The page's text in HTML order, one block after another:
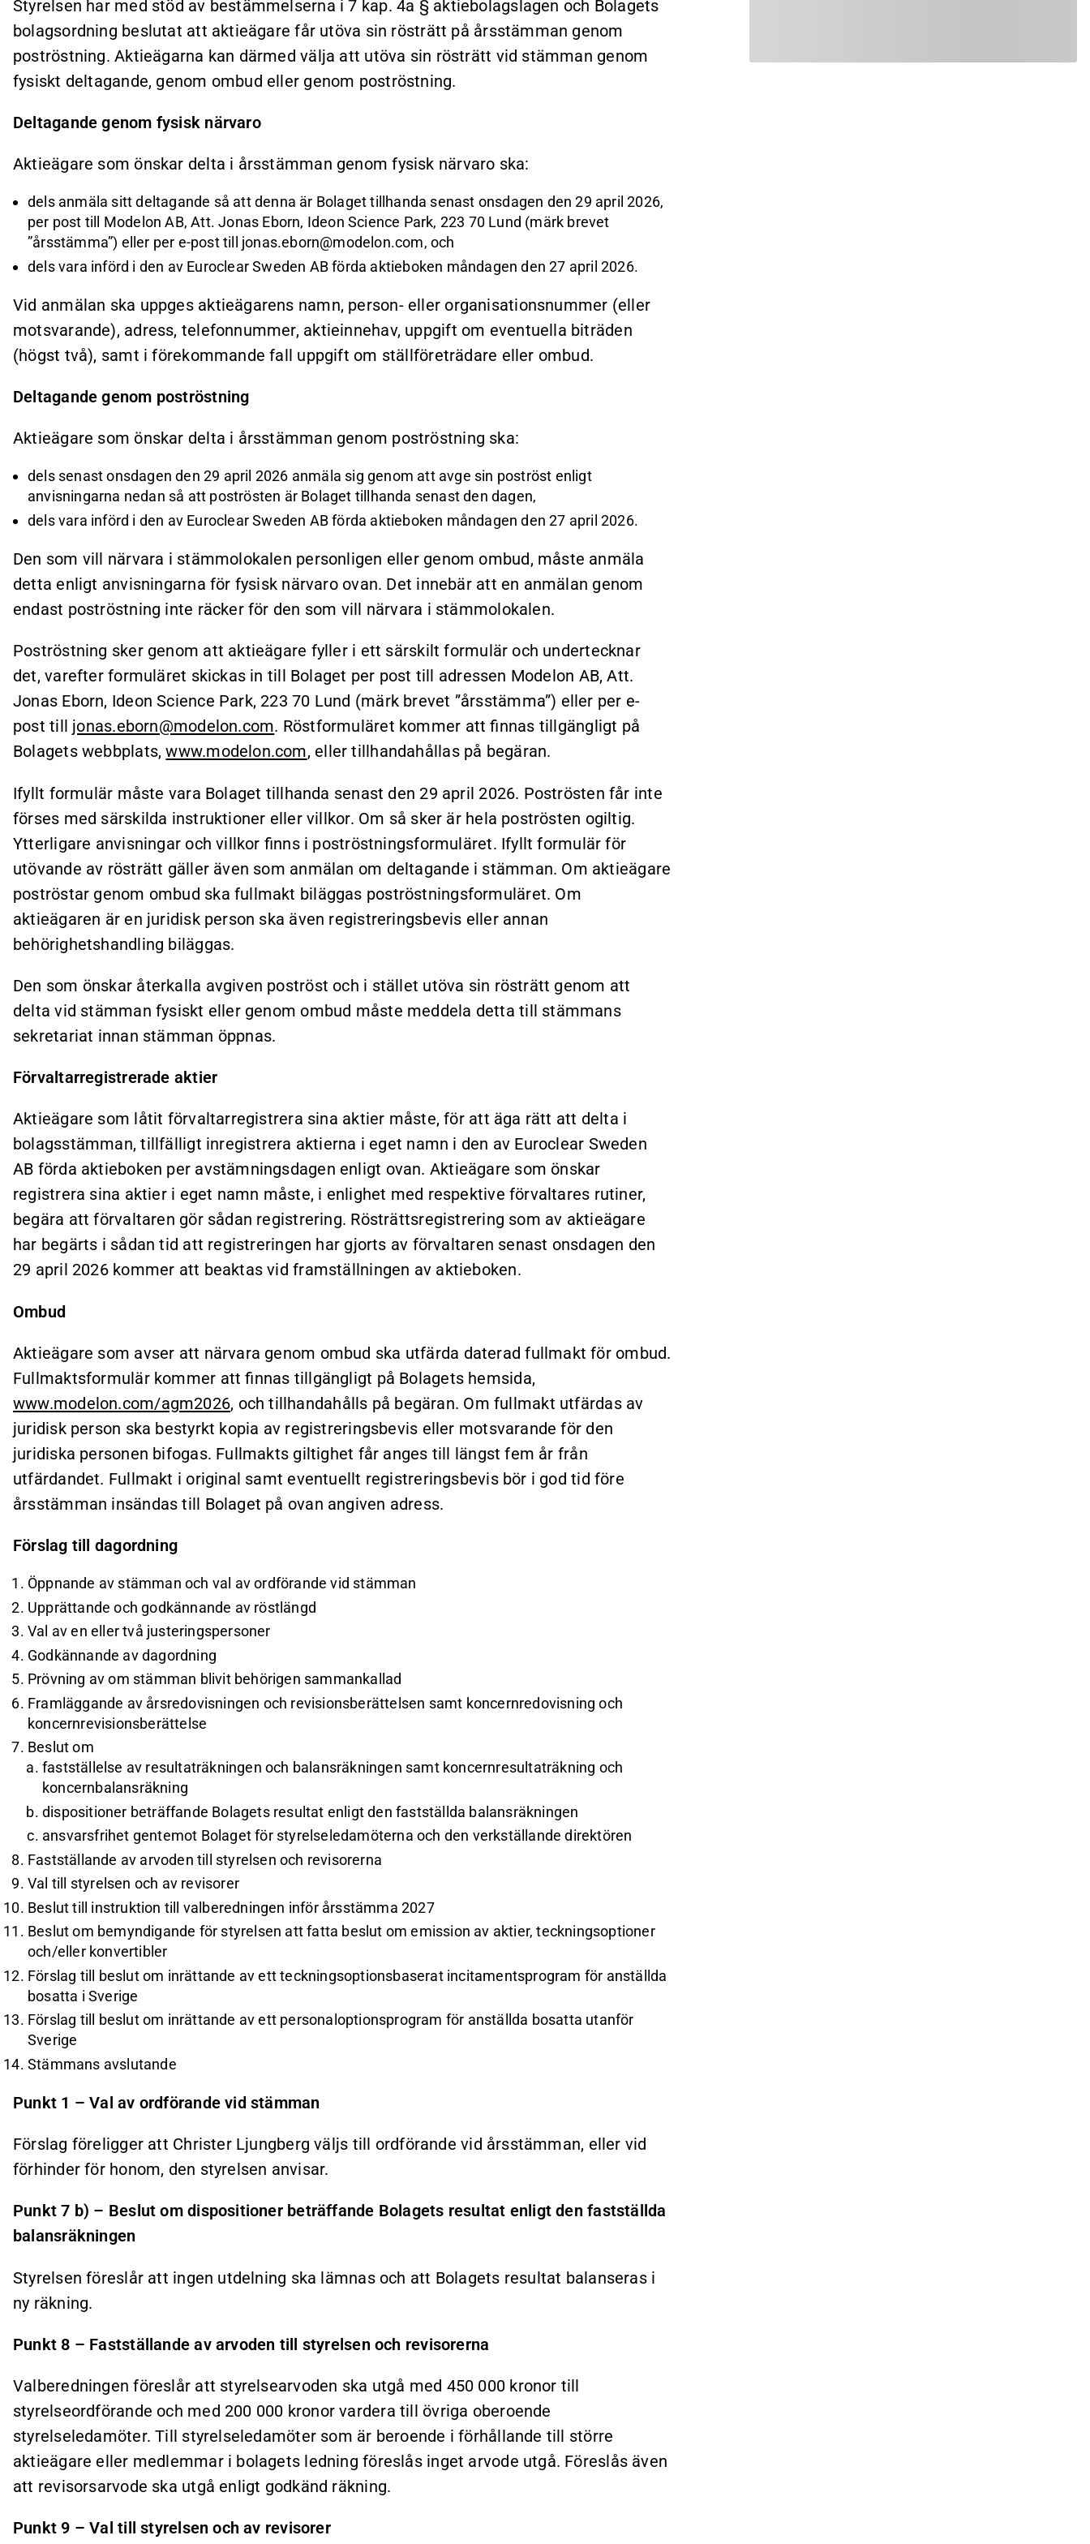
Styrelsen har med stöd av bestämmelserna i 7 kap. 4a § aktiebolagslagen och Bolagets
bolagsordning beslutat att aktieägare får utöva sin rösträtt på årsstämman genom
poströstning. Aktieägarna kan därmed välja att utöva sin rösträtt vid stämman genom
fysiskt deltagande, genom ombud eller genom poströstning.
Deltagande genom fysisk närvaro
Aktieägare som önskar delta i årsstämman genom fysisk närvaro ska:
dels anmäla sitt deltagande så att denna är Bolaget tillhanda senast onsdagen den 29 april 2026,
per post till Modelon AB, Att. Jonas Eborn, Ideon Science Park, 223 70 Lund (märk brevet
”årsstämma”) eller per e-post till jonas.eborn@modelon.com, och
dels vara införd i den av Euroclear Sweden AB förda aktieboken måndagen den 27 april 2026.
Vid anmälan ska uppges aktieägarens namn, person- eller organisationsnummer (eller
motsvarande), adress, telefonnummer, aktieinnehav, uppgift om eventuella biträden
(högst två), samt i förekommande fall uppgift om ställföreträdare eller ombud.
Deltagande genom poströstning
Aktieägare som önskar delta i årsstämman genom poströstning ska:
dels senast onsdagen den 29 april 2026 anmäla sig genom att avge sin poströst enligt
anvisningarna nedan så att poströsten är Bolaget tillhanda senast den dagen,
dels vara införd i den av Euroclear Sweden AB förda aktieboken måndagen den 27 april 2026.
Den som vill närvara i stämmolokalen personligen eller genom ombud, måste anmäla
detta enligt anvisningarna för fysisk närvaro ovan. Det innebär att en anmälan genom
endast poströstning inte räcker för den som vill närvara i stämmolokalen.
Poströstning sker genom att aktieägare fyller i ett särskilt formulär och undertecknar
det, varefter formuläret skickas in till Bolaget per post till adressen Modelon AB, Att.
Jonas Eborn, Ideon Science Park, 223 70 Lund (märk brevet ”årsstämma”) eller per e-
post till jonas.eborn@modelon.com. Röstformuläret kommer att finnas tillgängligt på
Bolagets webbplats,www.modelon.com, eller tillhandahållas på begäran.
Ifyllt formulär måste vara Bolaget tillhanda senast den 29 april 2026. Poströsten får inte
förses med särskilda instruktioner eller villkor. Om så sker är hela poströsten ogiltig.
Ytterligare anvisningar och villkor finns i poströstningsformuläret. Ifyllt formulär för
utövande av rösträtt gäller även som anmälan om deltagande i stämman. Om aktieägare
poströstar genom ombud ska fullmakt biläggas poströstningsformuläret. Om
aktieägaren är en juridisk person ska även registreringsbevis eller annan
behörighetshandling biläggas.
Den som önskar återkalla avgiven poströst och i stället utöva sin rösträtt genom att
delta vid stämman fysiskt eller genom ombud måste meddela detta till stämmans
sekretariat innan stämman öppnas.
Förvaltarregistrerade aktier
Aktieägare som låtit förvaltarregistrera sina aktier måste, för att äga rätt att delta i
bolagsstämman, tillfälligt inregistrera aktierna i eget namn i den av Euroclear Sweden
AB förda aktieboken per avstämningsdagen enligt ovan. Aktieägare som önskar
registrera sina aktier i eget namn måste, i enlighet med respektive förvaltares rutiner,
begära att förvaltaren gör sådan registrering. Rösträttsregistrering som av aktieägare
har begärts i sådan tid att registreringen har gjorts av förvaltaren senast onsdagen den
29 april 2026 kommer att beaktas vid framställningen av aktieboken.
Ombud
Aktieägare som avser att närvara genom ombud ska utfärda daterad fullmakt för ombud.
Fullmaktsformulär kommer att finnas tillgängligt på Bolagets hemsida,
www.modelon.com/agm2026, och tillhandahålls på begäran. Om fullmakt utfärdas av
juridisk person ska bestyrkt kopia av registreringsbevis eller motsvarande för den
juridiska personen bifogas. Fullmakts giltighet får anges till längst fem år från
utfärdandet. Fullmakt i original samt eventuellt registreringsbevis bör i god tid före
årsstämman insändas till Bolaget på ovan angiven adress.
Förslag till dagordning
Öppnande av stämman och val av ordförande vid stämman
Upprättande och godkännande av röstlängd
Val av en eller två justeringspersoner
Godkännande av dagordning
Prövning av om stämman blivit behörigen sammankallad
Framläggande av årsredovisningen och revisionsberättelsen samt koncernredovisning och
koncernrevisionsberättelse
Beslut om
fastställelse av resultaträkningen och balansräkningen samt koncernresultaträkning och
koncernbalansräkning
dispositioner beträffande Bolagets resultat enligt den fastställda balansräkningen
ansvarsfrihet gentemot Bolaget för styrelseledamöterna och den verkställande direktören
Fastställande av arvoden till styrelsen och revisorerna
Val till styrelsen och av revisorer
Beslut till instruktion till valberedningen inför årsstämma 2027
Beslut om bemyndigande för styrelsen att fatta beslut om emission av aktier, teckningsoptioner
och/eller konvertibler
Förslag till beslut om inrättande av ett teckningsoptionsbaserat incitamentsprogram för anställda
bosatta i Sverige
Förslag till beslut om inrättande av ett personaloptionsprogram för anställda bosatta utanför
Sverige
Stämmans avslutande
Punkt 1 – Val av ordförande vid stämman
Förslag föreligger att Christer Ljungberg väljs till ordförande vid årsstämman, eller vid
förhinder för honom, den styrelsen anvisar.
Punkt 7 b) – Beslut om dispositioner beträffande Bolagets resultat enligt den fastställda
balansräkningen
Styrelsen föreslår att ingen utdelning ska lämnas och att Bolagets resultat balanseras i
ny räkning.
Punkt 8 – Fastställande av arvoden till styrelsen och revisorerna
Valberedningen föreslår att styrelsearvoden ska utgå med 450 000 kronor till
styrelseordförande och med 200 000 kronor vardera till övriga oberoende
styrelseledamöter. Till styrelseledamöter som är beroende i förhållande till större
aktieägare eller medlemmar i bolagets ledning föreslås inget arvode utgå. Föreslås även
att revisorsarvode ska utgå enligt godkänd räkning.
Punkt 9 – Val till styrelsen och av revisorer